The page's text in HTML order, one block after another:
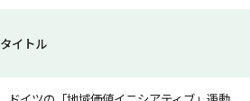
タイトル